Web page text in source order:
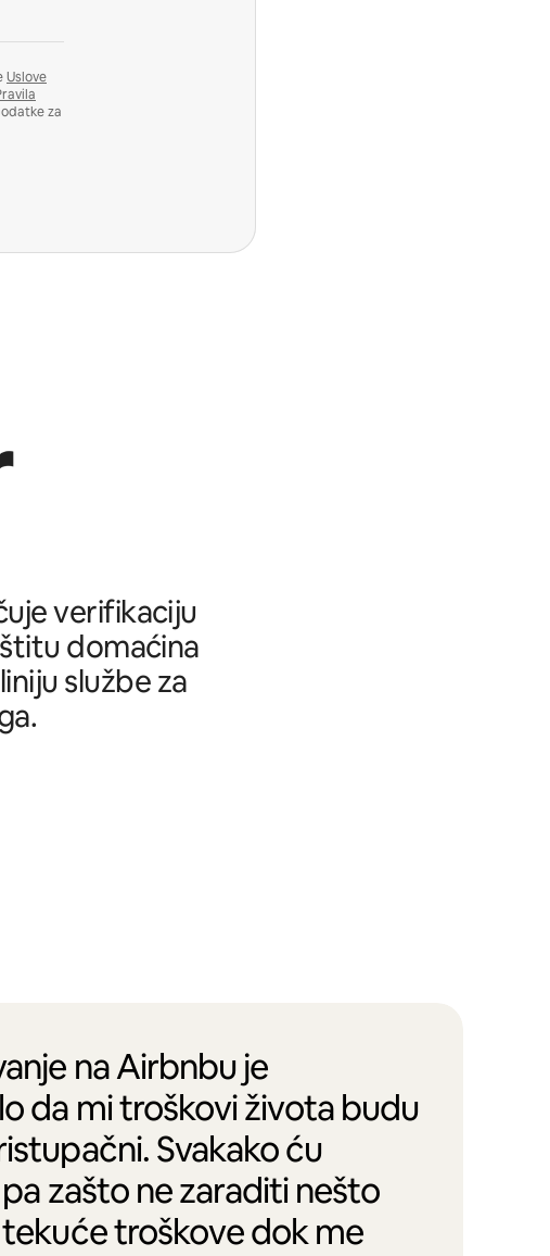
Uslove
za
verifikaciju
domaćina
službe za
na Airbnbu je
da mi troškovi života budu
Svakako ću
zašto ne zaraditi nešto
troškove dok me